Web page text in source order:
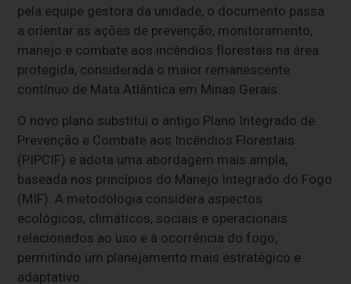
pela equipe gestora da unidade, o documento passa
a orientar as ações de prevenção, monitoramento,
manejo e combate aos incêndios florestais na área
protegida, considerada o maior remanescente
contínuo de Mata Atlântica em Minas Gerais.
O novo plano substitui o antigo Plano Integrado de
Prevenção e Combate aos Incêndios Florestais
(PIPCIF) e adota uma abordagem mais ampla,
baseada nos princípios do Manejo Integrado do Fogo
(MIF). A metodologia considera aspectos
ecológicos, climáticos, sociais e operacionais
relacionados ao uso e à ocorrência do fogo,
permitindo um planejamento mais estratégico e
adaptativo.